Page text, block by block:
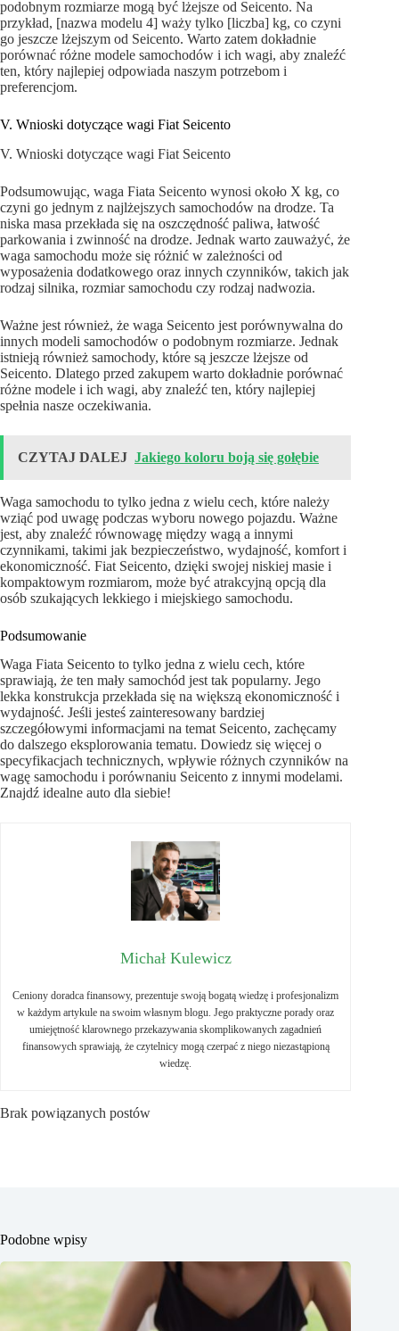
podobnym rozmiarze mogą być lżejsze od Seicento. Na
przykład, [nazwa modelu 4] waży tylko [liczba] kg, co czyni
go jeszcze lżejszym od Seicento. Warto zatem dokładnie
porównać różne modele samochodów i ich wagi, aby znaleźć
ten, który najlepiej odpowiada naszym potrzebom i
preferencjom.
V. Wnioski dotyczące wagi Fiat Seicento
V. Wnioski dotyczące wagi Fiat Seicento
Podsumowując, waga Fiata Seicento wynosi około X kg, co
czyni go jednym z najlżejszych samochodów na drodze. Ta
niska masa przekłada się na oszczędność paliwa, łatwość
parkowania i zwinność na drodze. Jednak warto zauważyć, że
waga samochodu może się różnić w zależności od
wyposażenia dodatkowego oraz innych czynników, takich jak
rodzaj silnika, rozmiar samochodu czy rodzaj nadwozia.
Ważne jest również, że waga Seicento jest porównywalna do
innych modeli samochodów o podobnym rozmiarze. Jednak
istnieją również samochody, które są jeszcze lżejsze od
Seicento. Dlatego przed zakupem warto dokładnie porównać
różne modele i ich wagi, aby znaleźć ten, który najlepiej
spełnia nasze oczekiwania.
CZYTAJ DALEJ Jakiego koloru boją się gołębie
Waga samochodu to tylko jedna z wielu cech, które należy
wziąć pod uwagę podczas wyboru nowego pojazdu. Ważne
jest, aby znaleźć równowagę między wagą a innymi
czynnikami, takimi jak bezpieczeństwo, wydajność, komfort i
ekonomiczność. Fiat Seicento, dzięki swojej niskiej masie i
kompaktowym rozmiarom, może być atrakcyjną opcją dla
osób szukających lekkiego i miejskiego samochodu.
Podsumowanie
Waga Fiata Seicento to tylko jedna z wielu cech, które
sprawiają, że ten mały samochód jest tak popularny. Jego
lekka konstrukcja przekłada się na większą ekonomiczność i
wydajność. Jeśli jesteś zainteresowany bardziej
szczegółowymi informacjami na temat Seicento, zachęcamy
do dalszego eksplorowania tematu. Dowiedz się więcej o
specyfikacjach technicznych, wpływie różnych czynników na
wagę samochodu i porównaniu Seicento z innymi modelami.
Znajdź idealne auto dla siebie!
Michał Kulewicz
Ceniony doradca finansowy, prezentuje swoją bogatą wiedzę i profesjonalizm
w każdym artykule na swoim własnym blogu. Jego praktyczne porady oraz
umiejętność klarownego przekazywania skomplikowanych zagadnień
finansowych sprawiają, że czytelnicy mogą czerpać z niego niezastąpioną
wiedzę.
Brak powiązanych postów
Podobne wpisy